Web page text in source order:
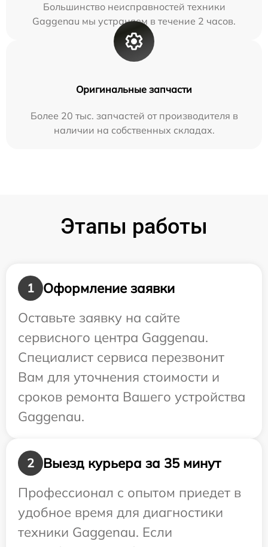
Большинство неисправностей техники
Gaggenau мы устраняем в течение 2 часов.
Оригинальные запчасти
Более 20 тыс. запчастей от производителя в
наличии на собственных складах.
Этапы работы
1
Оформление заявки
Оставьте заявку на сайте
сервисного центра Gaggenau.
Специалист сервиса перезвонит
Вам для уточнения стоимости и
сроков ремонта Вашего устройства
Gaggenau.
2
Выезд курьера за 35 минут
Профессионал с опытом приедет в
удобное время для диагностики
техники Gaggenau. Если